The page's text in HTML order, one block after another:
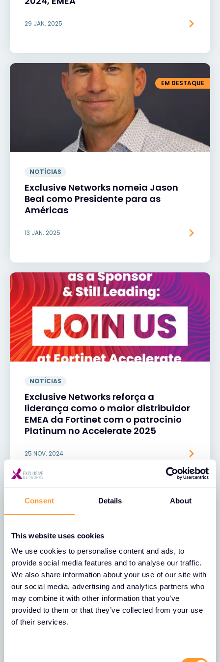
Consent Details About
This website uses cookies
We use cookies to personalise content and ads, to
provide social media features and to analyse our traffic.
We also share information about your use of our site with
our social media, advertising and analytics partners who
may combine it with other information that you’ve
provided to them or that they’ve collected from your use
of their services.
29 JAN. 2025
EM DESTAQUE
NOTÍCIAS
Exclusive Networks nomeia Jason
Beal como Presidente para as
Américas
13 JAN. 2025
NOTÍCIAS
Exclusive Networks reforça a
liderança como o maior distribuidor
EMEA da Fortinet com o patrocínio
Platinum no Accelerate 2025
25 NOV. 2024
NOTÍCIAS
Exclusive Networks anuncia um
passo importante na sua estratégia